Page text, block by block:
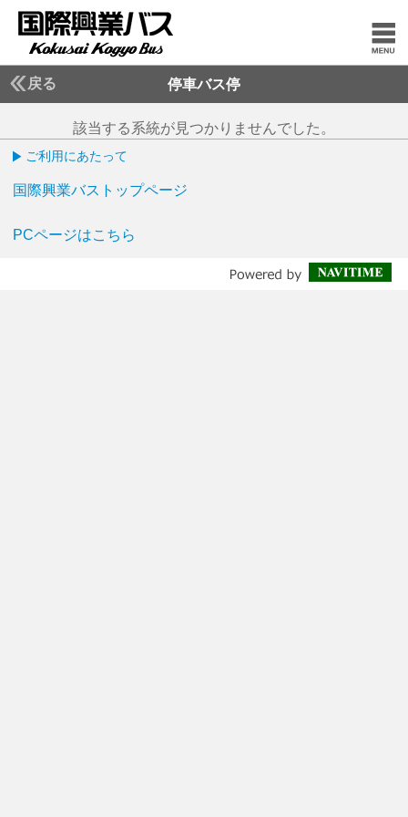
戻る 停車バス停
該当する系統が見つかりませんでした。
ご利用にあたって
国際興業バストップページ
PCページはこちら